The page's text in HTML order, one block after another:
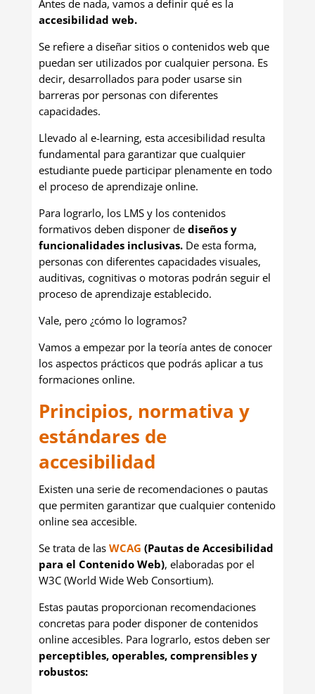
Antes de nada, vamos a definir qué es la
accesibilidad web.
Se refiere a diseñar sitios o contenidos web que
puedan ser utilizados por cualquier persona. Es
decir, desarrollados para poder usarse sin
barreras por personas con diferentes
capacidades.
Llevado al e-learning, esta accesibilidad resulta
fundamental para garantizar que cualquier
estudiante puede participar plenamente en todo
el proceso de aprendizaje online.
Para lograrlo, los LMS y los contenidos
formativos deben disponer de diseños y
funcionalidades inclusivas.De esta forma,
personas con diferentes capacidades visuales,
auditivas, cognitivas o motoras podrán seguir el
proceso de aprendizaje establecido.
Vale, pero ¿cómo lo logramos?
Vamos a empezar por la teoría antes de conocer
los aspectos prácticos que podrás aplicar a tus
formaciones online.
Principios, normativa y
estándares de
accesibilidad
Existen una serie de recomendaciones o pautas
que permiten garantizar que cualquier contenido
online sea accesible.
Se trata de las WCAG (Pautas de Accesibilidad
para el Contenido Web), elaboradas por el
W3C (World Wide Web Consortium).
Estas pautas proporcionan recomendaciones
concretas para poder disponer de contenidos
online accesibles. Para lograrlo, estos deben ser
perceptibles, operables, comprensibles y
robustos: